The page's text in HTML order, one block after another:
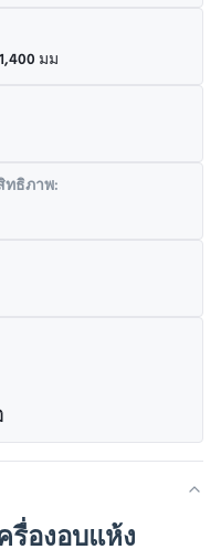
มม
ทธิภาพ:
รื่องอบแห้ง